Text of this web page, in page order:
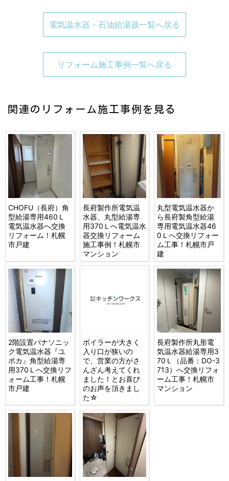
電気温水器・石油給湯器一覧へ戻る
リフォーム施工事例一覧へ戻る
関連のリフォーム施工事例を見る
CHOFU（長府）角
型給湯専用460Ｌ
電気温水器へ交換
リフォーム！札幌
市戸建
長府製作所電気温
水器、丸型給湯専
用370Ｌへ電気温水
器交換リフォーム
施工事例！札幌市
マンション
丸型電気温水器か
ら長府製角型給湯
専用電気温水器46
0Ｌへ交換リフォー
ム工事！札幌市戸
建
2階設置パナソニッ
ク電気温水器『ユ
ポカ』角型給湯専
用370Ｌへ交換リフ
ォーム工事！札幌
市戸建
ボイラーが大きく
入り口が狭いの
で、営業の方がさ
んざん考えてくれ
ました！とお喜び
のお声を頂きまし
た☆
長府製作所丸形電
気温水器給湯専用3
70Ｌ（品番：DO-3
713）へ交換リフォ
ーム工事！札幌市
マンション